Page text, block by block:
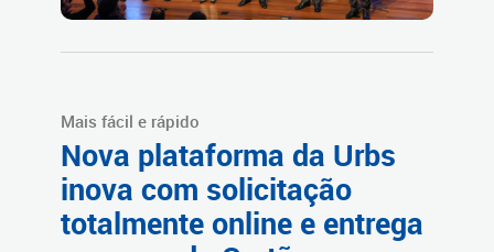
Mais fácil e rápido
Nova plataforma da Urbs
inova com solicitação
totalmente online e entrega